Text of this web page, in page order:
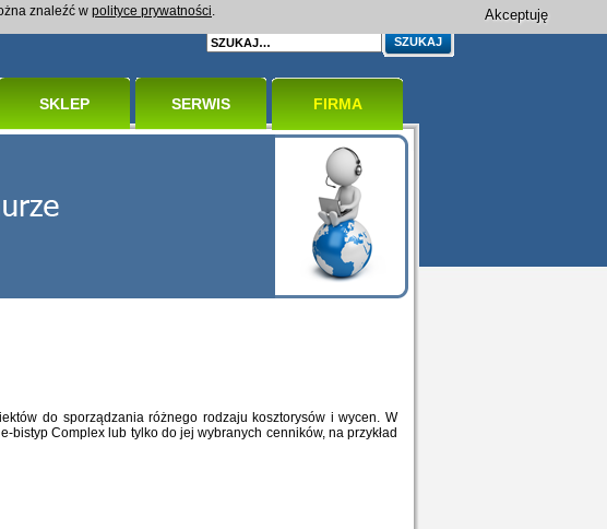
SKLEP SERWIS FIRMA
do sporządzania różnego rodzaju kosztorysów i wycen. W
Complex lub tylko do jej wybranych cenników, na przykład
znaleźć w polityce prywatności. Akceptuję